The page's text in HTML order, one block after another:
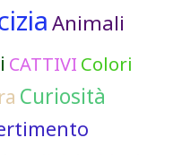
Animali
CATTIVI Colori
Curiosità